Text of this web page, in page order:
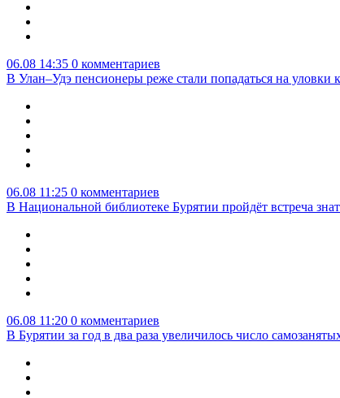
06.08 14:35 0 комментариев
В Улан–Удэ пенсионеры реже стали попадаться на уловки
06.08 11:25 0 комментариев
В Национальной библиотеке Бурятии пройдёт встреча
06.08 11:20 0 комментариев
В Бурятии за год в два раза увеличилось число